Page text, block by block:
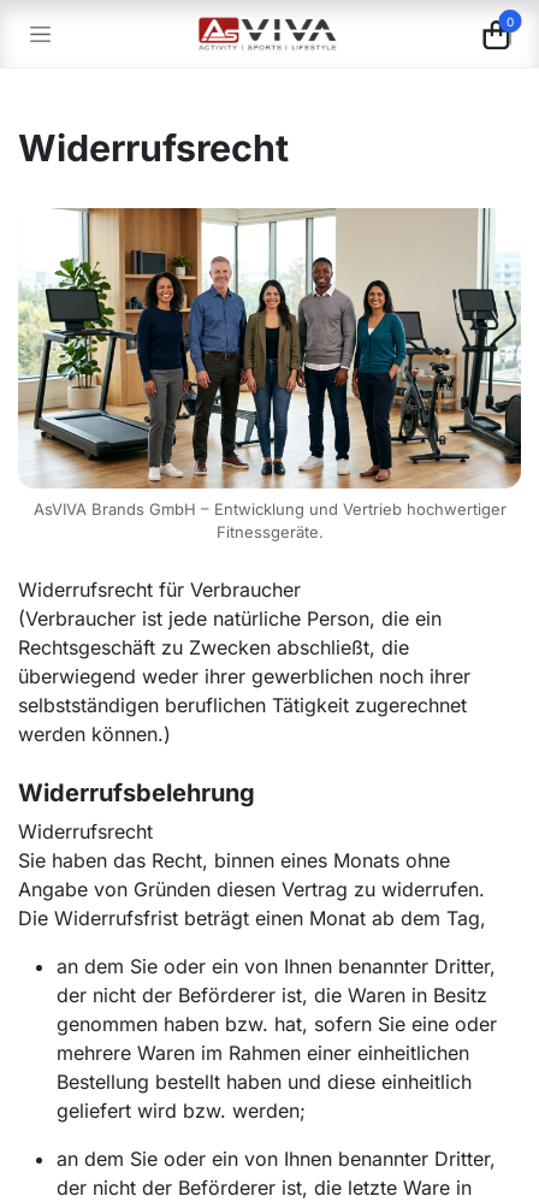
0
Widerrufsrecht
AsVIVA Brands GmbH – Entwicklung und Vertrieb hochwertiger
Fitnessgeräte.
Widerrufsrecht für Verbraucher
(Verbraucher ist jede natürliche Person, die ein
Rechtsgeschäft zu Zwecken abschließt, die
überwiegend weder ihrer gewerblichen noch ihrer
selbstständigen beruflichen Tätigkeit zugerechnet
werden können.)
Widerrufsbelehrung
Widerrufsrecht
Sie haben das Recht, binnen eines Monats ohne
Angabe von Gründen diesen Vertrag zu widerrufen.
Die Widerrufsfrist beträgt einen Monat ab dem Tag,
an dem Sie oder ein von Ihnen benannter Dritter,
der nicht der Beförderer ist, die Waren in Besitz
genommen haben bzw. hat, sofern Sie eine oder
mehrere Waren im Rahmen einer einheitlichen
Bestellung bestellt haben und diese einheitlich
geliefert wird bzw. werden;
an dem Sie oder ein von Ihnen benannter Dritter,
der nicht der Beförderer ist, die letzte Ware in